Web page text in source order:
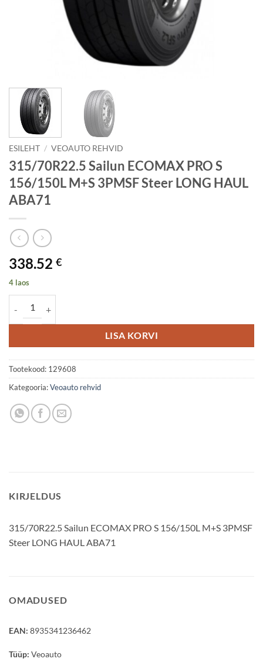
ESILEHT / VEOAUTO REHVID
315/70R22.5 Sailun ECOMAX PRO S
156/150L M+S 3PMSF Steer LONG HAUL
ABA71
338.52 €
4 laos
LISA KORVI
Tootekood: 129608
Kategooria:Veoauto rehvid
KIRJELDUS
315/70R22.5 Sailun ECOMAX PRO S 156/150L M+S 3PMSF
Steer LONG HAUL ABA71
OMADUSED
EAN: 8935341236462
Tüüp: Veoauto